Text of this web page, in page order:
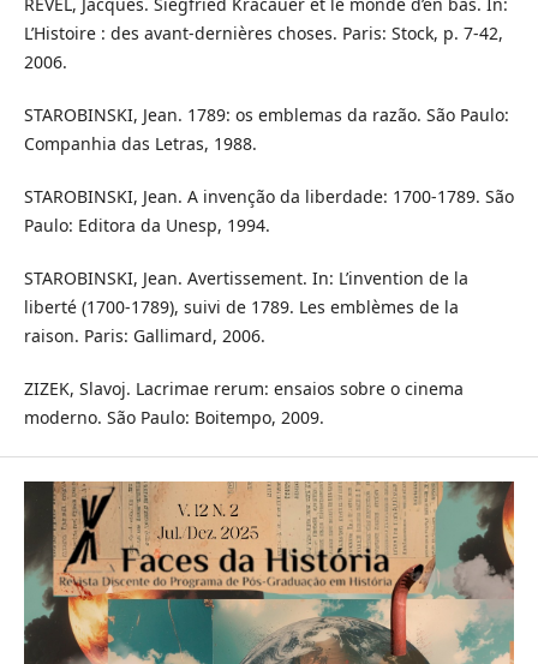
L’Histoire : des avant-dernières choses. Paris: Stock, p. 7-42,
2006.
STAROBINSKI, Jean. 1789: os emblemas da razão. São Paulo:
Companhia das Letras, 1988.
STAROBINSKI, Jean. A invenção da liberdade: 1700-1789. São
Paulo: Editora da Unesp, 1994.
STAROBINSKI, Jean. Avertissement. In: L’invention de la
liberté (1700-1789), suivi de 1789. Les emblèmes de la
raison. Paris: Gallimard, 2006.
ZIZEK, Slavoj. Lacrimae rerum: ensaios sobre o cinema
moderno. São Paulo: Boitempo, 2009.